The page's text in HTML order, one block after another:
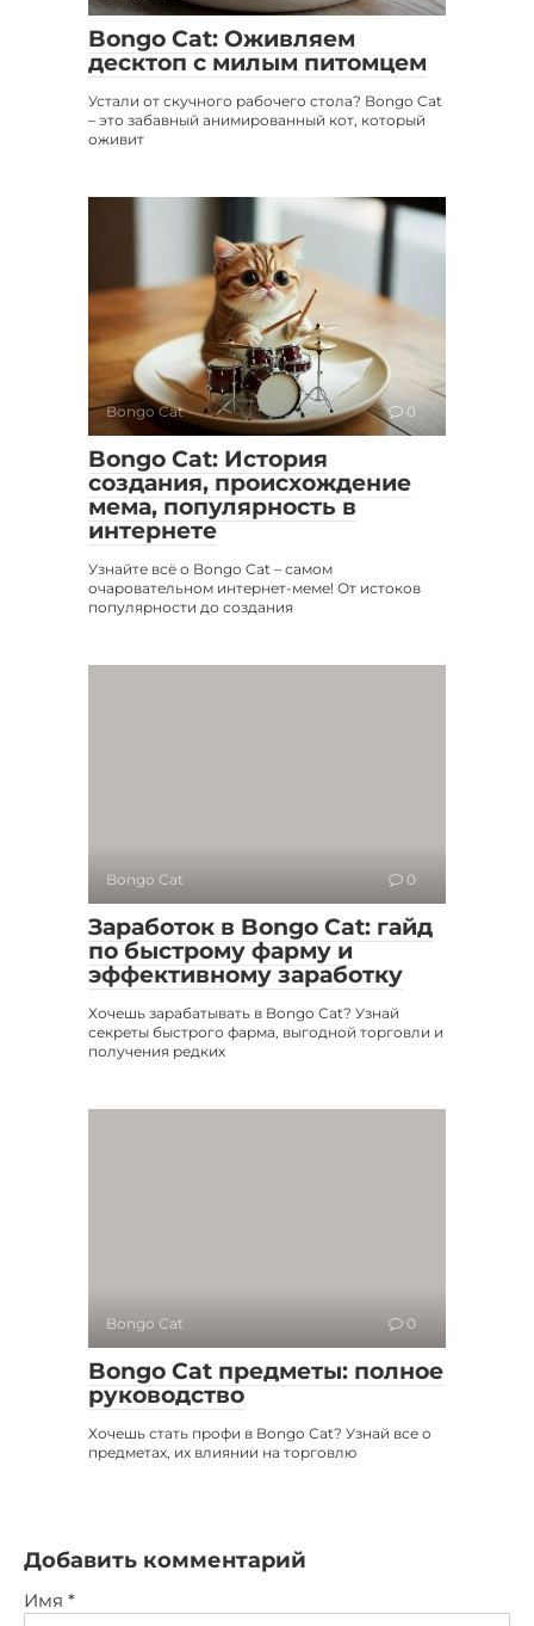
Bongo Cat: Оживляем
десктоп с милым питомцем
Устали от скучного рабочего стола? Bongo Cat
– это забавный анимированный кот, который
оживит
Bongo Cat 0
Bongo Cat: История
создания, происхождение
мема, популярность в
интернете
Узнайте всё о Bongo Cat – самом
очаровательном интернет-меме! От истоков
популярности до создания
Bongo Cat 0
Заработок в Bongo Cat: гайд
по быстрому фарму и
эффективному заработку
Хочешь зарабатывать в Bongo Cat? Узнай
секреты быстрого фарма, выгодной торговли и
получения редких
Bongo Cat 0
Bongo Cat предметы: полное
руководство
Хочешь стать профи в Bongo Cat? Узнай все о
предметах, их влиянии на торговлю
Добавить комментарий
Имя *